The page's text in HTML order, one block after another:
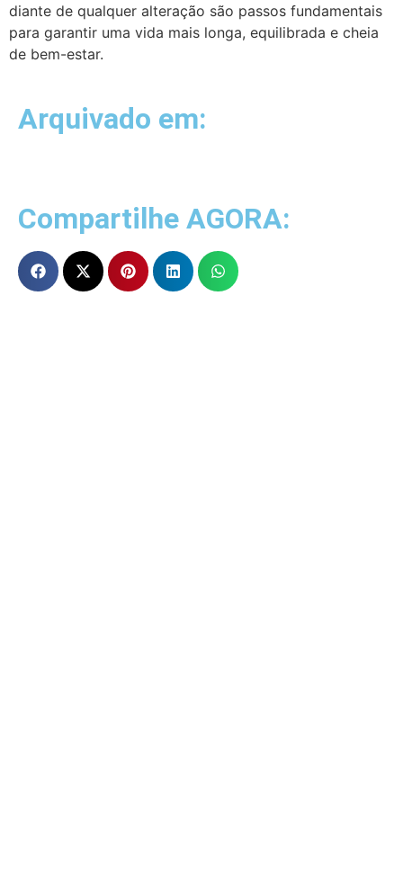
diante de qualquer alteração são passos fundamentais
para garantir uma vida mais longa, equilibrada e cheia
de bem-estar.
Arquivado em:
Compartilhe AGORA: